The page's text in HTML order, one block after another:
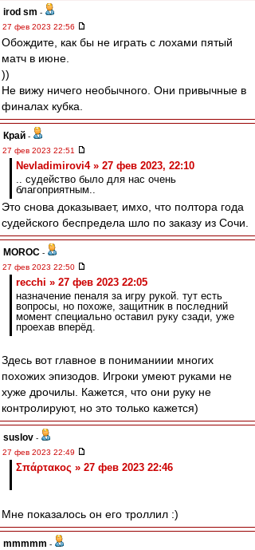
irod sm -
27 фев 2023 22:56
Обождите, как бы не играть с лохами пятый
матч в июне.
))
Не вижу ничего необычного. Они привычные в
финалах кубка.
Край -
27 фев 2023 22:51
Nevladimirovi4 » 27 фев 2023, 22:10
.. судейство было для нас очень
благоприятным..
Это снова доказывает, имхо, что полтора года
судейского беспредела шло по заказу из Сочи.
MOROC -
27 фев 2023 22:50
recchi » 27 фев 2023 22:05
назначение пеналя за игру рукой. тут есть
вопросы, но похоже, защитник в последний
момент специально оставил руку сзади, уже
проехав вперёд.
Здесь вот главное в пониманиии многих
похожих эпизодов. Игроки умеют руками не
хуже дрочилы. Кажется, что они руку не
контролируют, но это только кажется)
suslov -
27 фев 2023 22:49
Σπάρτακος » 27 фев 2023 22:46
Мне показалось он его троллил :)
mmmmm -